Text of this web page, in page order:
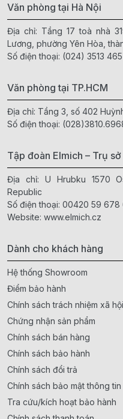
Văn phòng tại Hà Nội
Địa chỉ: Tầng 17 toà nhà
Lương, phường Yên Hòa,
Số điện thoại: (024) 3513
Văn phòng tại TP.HCM
Địa chỉ: Tầng 3, số 402
Số điện thoại:
Tập đoàn Elmich – Trụ
Địa chỉ: U Hrubku 1570
Republic
Số điện thoại: 00420 59 678
Website: www.elmich.cz
Dành cho khách hàng
Hệ thống Showroom
Điểm bảo hành
Chính sách trách nhiệm xã hội
Chứng nhận sản phẩm
Chính sách bán hàng
Chính sách bảo hành
Chính sách đổi trả
Chính sách bảo mật thông tin
Tra cứu/kích hoạt bảo hành